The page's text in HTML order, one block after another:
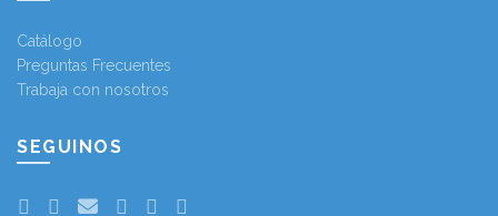
Catálogo
Preguntas Frecuentes
Trabaja con nosotros
SEGUINOS